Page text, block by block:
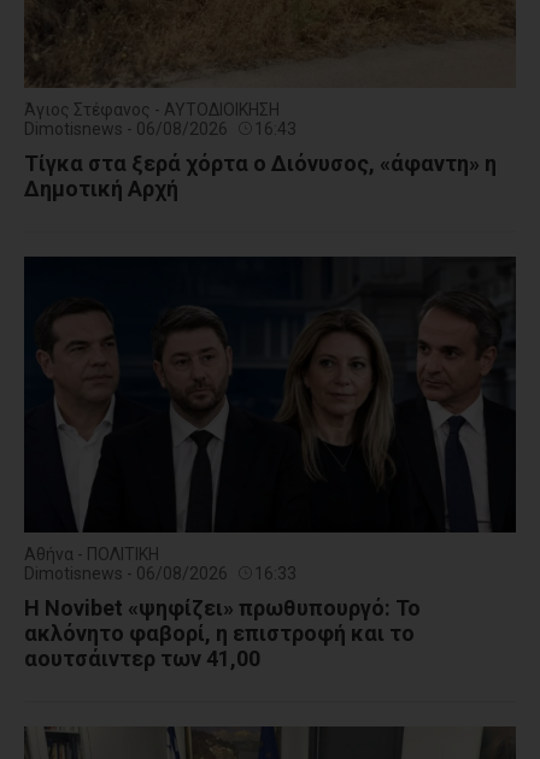
Άγιος Στέφανος - ΑΥΤΟΔΙΟΙΚΗΣΗ
Dimotisnews - 06/08/2026
16:43
Τίγκα στα ξερά χόρτα ο Διόνυσος, «άφαντη» η
Δημοτική Αρχή
Αθήνα - ΠΟΛΙΤΙΚΗ
Dimotisnews - 06/08/2026
16:33
Η Novibet «ψηφίζει» πρωθυπουργό: Το
ακλόνητο φαβορί, η επιστροφή και το
αουτσάιντερ των 41,00